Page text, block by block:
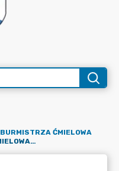
BURMISTRZA ĆMIELOWA
ZAWIADOMIENIE BURMISTRZA ĆMIELOWA Z DNIA 10.09.2024R. W SPRAWIE ZAWIADOMIENIA O ZEBRANIU CAŁOŚCI MATERIAŁU DOWODOWEGO DO WYDANIA DECYZJI ADMINISTRACYJNEJ KOŃCZĄCEJ POSTĘPOWANIE W SPRAWIE USTALENIA LOKALIZACJI INWESTYCJI CELU PUBLICZNEGO POLEGAJĄCEGO NA BUDOWIE SIECI WODOCIĄGOWEJ O ŚREDNICY OD OK. 40MM DO OK. 125MM I DŁUGOŚCI OD OK. 280M DO OK. 330M NA DZIAŁCE NR 118 POŁ. W MIEJSCOWOŚCI TRĘBANÓW, GM. ĆMIELÓW.